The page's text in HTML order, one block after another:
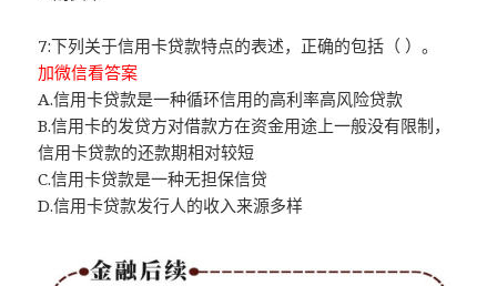
7:下列关于信用卡贷款特点的表述，正确的包括（ ）。
加微信看答案
A.信用卡贷款是一种循环信用的高利率高风险贷款
B.信用卡的发贷方对借款方在资金用途上一般没有限制，
信用卡贷款的还款期相对较短
C.信用卡贷款是一种无担保信贷
D.信用卡贷款发行人的收入来源多样